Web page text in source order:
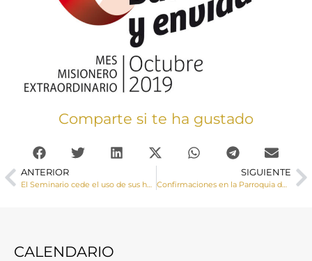
Comparte si te ha gustado
ANTERIOR SIGUIENTE
Confirmaciones en la Parroquia de San Fernando
CALENDARIO